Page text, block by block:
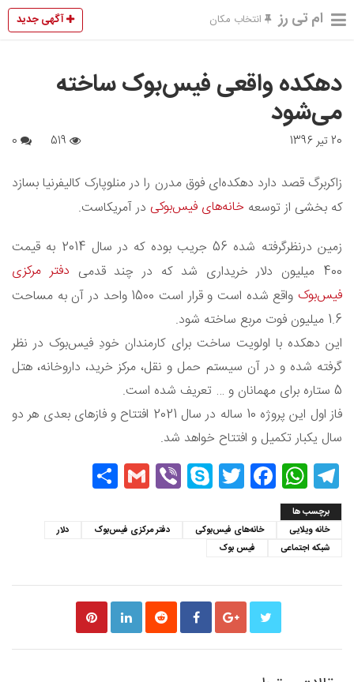
ام تی رز انتخاب مکان آگهی جدید
دهکده واقعی فیس‌بوک ساخته
می‌شود
20 تیر 1396
زاکربرگ قصد دارد دهکده‌ای فوق مدرن را در منلوپارک کالیفرنیا بسازد
که بخشی از توسعه خانه‌های فیس‌بوکی در آمریکاست.
زمین درنظرگرفته شده 56 جریب بوده که در سال 2014 به قیمت
400 میلیون دلار خریداری شد که در چند قدمی
دفتر مرکزی
فیس‌بوک
واقع شده است و قرار است 1500 واحد در آن به مساحت
1.6 میلیون فوت مربع ساخته شود.
این دهکده با اولویت ساخت برای کارمندان خودِ فیس‌بوک در نظر
گرفته شده و در آن سیستم حمل و نقل، مرکز خرید، داروخانه، هتل
5 ستاره برای مهمانان و … تعریف شده است.
فاز اول این پروژه 10 ساله در سال 2021 افتتاح و فازهای بعدی هر دو
سال یکبار تکمیل و افتتاح خواهد شد.
Telegram
WhatsApp
Facebook
Twitter
Skype
Viber
Gmail
برچسب ها
خانه ویلایی
خانه‌های فیس‌بوکی دفتر مرکزی فیس‌بوک
دلار
شبکه اجتماعی
فیس بوک